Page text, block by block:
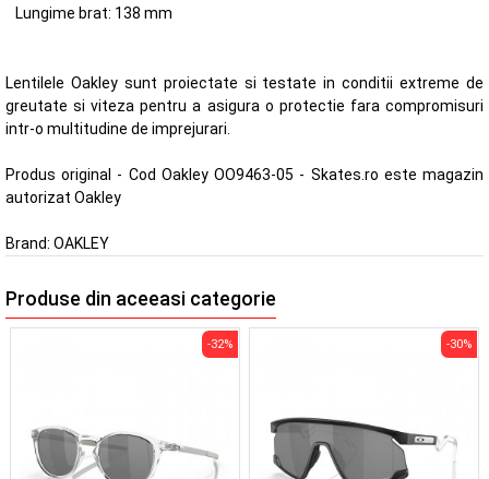
Lungime brat: 138 mm
Lentilele Oakley sunt proiectate si testate in conditii extreme de
greutate si viteza pentru a asigura o protectie fara compromisuri
intr-o multitudine de imprejurari.
Produs original - Cod Oakley OO9463-05 - Skates.ro este magazin
autorizat Oakley
Brand: OAKLEY
Produse din aceeasi categorie
-32% -30%